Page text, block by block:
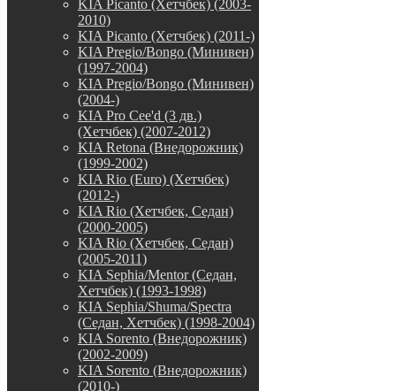
KIA Picanto (Хетчбек) (2003-
2010)
KIA Picanto (Хетчбек) (2011-)
KIA Pregio/Bongo (Минивен)
(1997-2004)
KIA Pregio/Bongo (Минивен)
(2004-)
KIA Pro Cee'd (3 дв.)
(Хетчбек) (2007-2012)
KIA Retona (Внедорожник)
(1999-2002)
KIA Rio (Euro) (Хетчбек)
(2012-)
KIA Rio (Хетчбек, Седан)
(2000-2005)
KIA Rio (Хетчбек, Седан)
(2005-2011)
KIA Sephia/Mentor (Седан,
Хетчбек) (1993-1998)
KIA Sephia/Shuma/Spectra
(Седан, Хетчбек) (1998-2004)
KIA Sorento (Внедорожник)
(2002-2009)
KIA Sorento (Внедорожник)
(2010-)